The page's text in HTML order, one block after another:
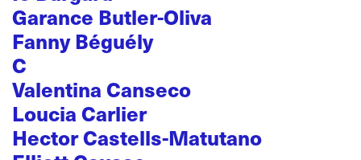
Garance Butler-Oliva
Fanny Béguély
C
Valentina Canseco
Loucia Carlier
Hector Castells-Matutano